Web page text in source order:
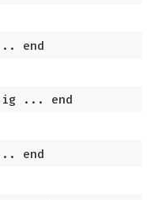
end
... end
end